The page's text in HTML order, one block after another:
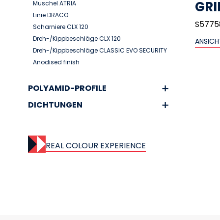
Muschel ATRIA
Linie DRACO
Scharniere CLX 120
Dreh-/Kippbeschläge CLX 120
Dreh-/Kippbeschläge CLASSIC EVO SECURITY
Anodised finish
POLYAMID-PROFILE
DICHTUNGEN
REAL COLOUR EXPERIENCE